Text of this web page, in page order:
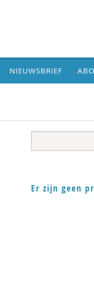
NIEUWSBRIEF
Er zijn geen